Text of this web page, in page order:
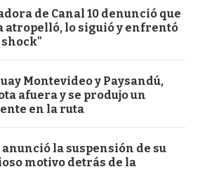
de Canal 10 denunció que
atropelló, lo siguió y enfrentó
Montevideo y Paysandú,
afuera y se produjo un
en la ruta
la suspensión de su
motivo detrás de la